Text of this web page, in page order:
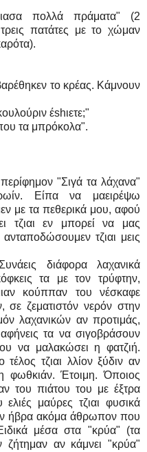
πολλά πράματα" (2
πατάτες με το χώμαν
το κρέας. Κάμνουν
έshιετε;"
τα μπρόκολα".
"Σιγά τα λάχανα"
Είπα να μαειρέψω
με τα πεθερικά μου, αφού
τζιαι εν μπορεί να μας
τζιαι μεις
διάφορα λαχανικά
τα με τον τρύφτην,
κούππαν του νέσκαφε
σε ζεματιστόν νερόν στην
λαχανικών αν προτιμάς,
αφήνεις τα να σιγοβράσουν
να μαλακώσει η φατζιή.
τέλος τζιαι λλίον ξύδιν αν
φωθκιάν. Έτοιμη. Όποιος
του πιάτου του με έξτρα
μαύρες τζιαι φυσικά
ήβρα ακόμα άθρωπον που
μέσα στα "κρύα" (τα
ζήτημαν αν κάμνει "κρύα"